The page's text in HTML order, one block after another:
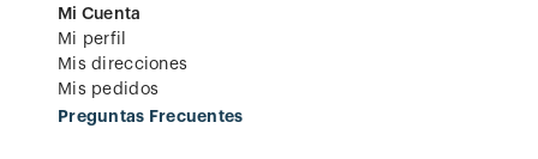
Mi Cuenta
Mi perfil
Mis direcciones
Mis pedidos
Preguntas Frecuentes